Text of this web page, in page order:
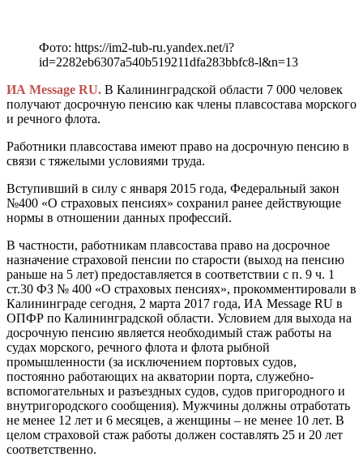
Фото: https://im2-tub-ru.yandex.net/i?
id=2282eb6307a540b519211dfa283bbfc8-l&n=13
ИА Message RU. В Калининградской области 7 000 человек
получают досрочную пенсию как члены плавсостава морского
и речного флота.
Работники плавсостава имеют право на досрочную пенсию в
связи с тяжелыми условиями труда.
Вступивший в силу с января 2015 года, Федеральный закон
№400 «О страховых пенсиях» сохранил ранее действующие
нормы в отношении данных профессий.
В частности, работникам плавсостава право на досрочное
назначение страховой пенсии по старости (выход на пенсию
раньше на 5 лет) предоставляется в соответствии с п. 9 ч. 1
ст.30 ФЗ № 400 «О страховых пенсиях», прокомментировали в
Калининграде сегодня, 2 марта 2017 года, ИА Message RU в
ОПФР по Калининградской области. Условием для выхода на
досрочную пенсию является необходимый стаж работы на
судах морского, речного флота и флота рыбной
промышленности (за исключением портовых судов,
постоянно работающих на акватории порта, служебно-
вспомогательных и разъездных судов, судов пригородного и
внутригородского сообщения). Мужчины должны отработать
не менее 12 лет и 6 месяцев, а женщины – не менее 10 лет. В
целом страховой стаж работы должен составлять 25 и 20 лет
соответственно.